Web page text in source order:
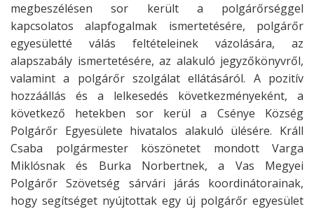
megbeszélésen sor került a polgárőrséggel
kapcsolatos alapfogalmak ismertetésére, polgárőr
egyesületté válás feltételeinek vázolására, az
alapszabály ismertetésére, az alakuló jegyzőkönyvről,
valamint a polgárőr szolgálat ellátásáról. A pozitív
hozzáállás és a lelkesedés következményeként, a
következő hetekben sor kerül a Csénye Község
Polgárőr Egyesülete hivatalos alakuló ülésére. Králl
Csaba polgármester köszönetet mondott Varga
Miklósnak és Burka Norbertnek, a Vas Megyei
Polgárőr Szövetség sárvári járás koordinátorainak,
hogy segítséget nyújtottak egy új polgárőr egyesület